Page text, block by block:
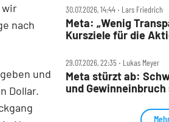
wir
nach
und
Dollar.
30.07.2026, 14:44 ‧ Lars Friedrich
Meta: „Wenig
Kursziele für die
29.07.2026, 22:35 ‧ Lukas Meyer
Meta stürzt ab:
und